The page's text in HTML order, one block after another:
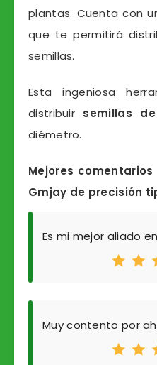
plantas. Cuenta con
que te permitirá
semillas.
Esta ingeniosa
distribuir semillas
diémetro.
Mejores
Gmjay de precisión
Es mi mejor aliado
Muy contento por